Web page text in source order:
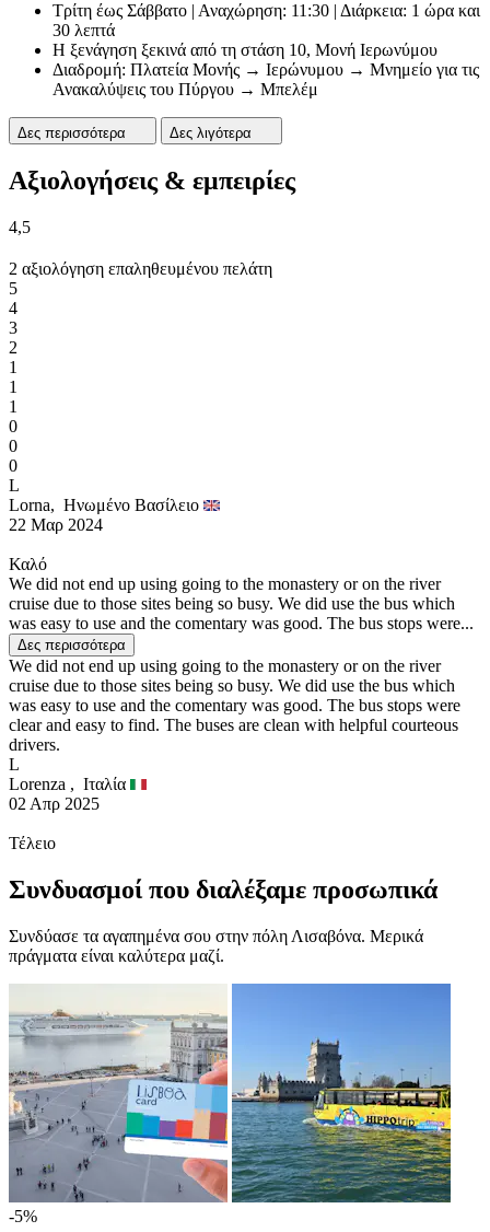
Τρίτη έως Σάββατο | Αναχώρηση: 11:30 | Διάρκεια: 1 ώρα και
30 λεπτά
Η ξενάγηση ξεκινά από τη στάση 10, Μονή Ιερωνύμου
Διαδρομή: Πλατεία Μονής → Ιερώνυμου → Μνημείο για τις
Ανακαλύψεις του Πύργου → Μπελέμ
Δες περισσότερα Δες λιγότερα
Αξιολογήσεις & εμπειρίες
4,5
2 αξιολόγηση επαληθευμένου πελάτη
5
4
3
2
1
1
1
0
0
0
L
Lorna, Ηνωμένο Βασίλειο
22 Μαρ 2024
Καλό
We did not end up using going to the monastery or on the river
cruise due to those sites being so busy. We did use the bus which
was easy to use and the comentary was good. The bus stops were...
Δες περισσότερα
We did not end up using going to the monastery or on the river
cruise due to those sites being so busy. We did use the bus which
was easy to use and the comentary was good. The bus stops were
clear and easy to find. The buses are clean with helpful courteous
drivers.
L
Lorenza , Ιταλία
02 Απρ 2025
Τέλειο
Συνδυασμοί που διαλέξαμε προσωπικά
Συνδύασε τα αγαπημένα σου στην πόλη Λισαβόνα. Μερικά
πράγματα είναι καλύτερα μαζί.
-5%